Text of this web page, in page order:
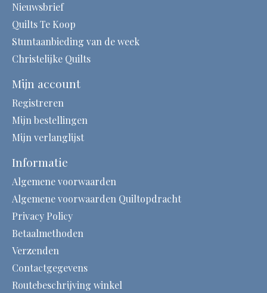
Nieuwsbrief
Quilts Te Koop
Stuntaanbieding van de week
Christelijke Quilts
Mijn account
Registreren
Mijn bestellingen
Mijn verlanglijst
Informatie
Algemene voorwaarden
Algemene voorwaarden Quiltopdracht
Privacy Policy
Betaalmethoden
Verzenden
Contactgegevens
Routebeschrijving winkel